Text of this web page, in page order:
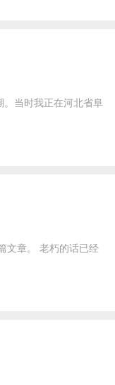
。当时我正在河北省阜
文章。 老朽的话已经